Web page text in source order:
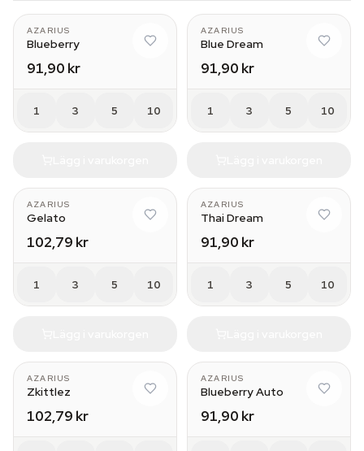
AZARIUS
Blueberry
91,90 kr
1 3 5 10
AZARIUS
Blue Dream
91,90 kr
1 3 5 10
AZARIUS
Gelato
102,79 kr
1 3 5 10
AZARIUS
Thai Dream
91,90 kr
1 3 5 10
AZARIUS
Zkittlez
102,79 kr
AZARIUS
Blueberry Auto
91,90 kr